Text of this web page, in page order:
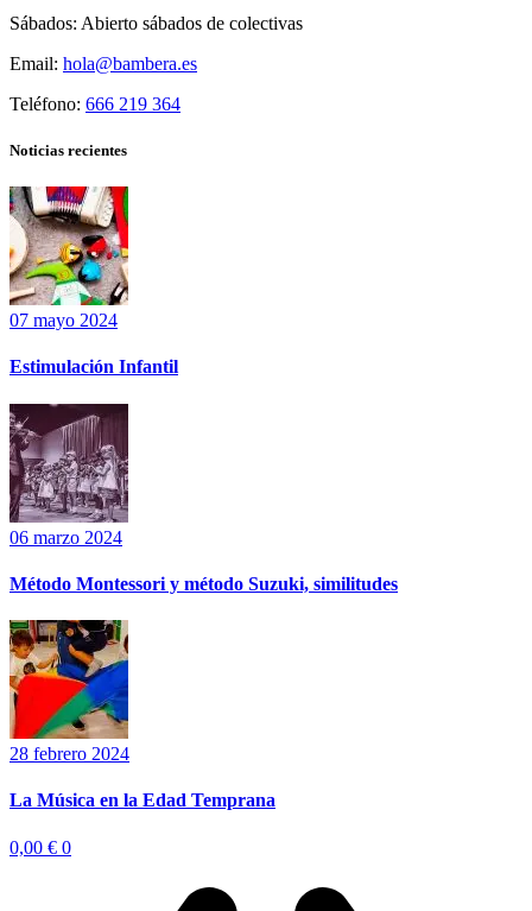
Sábados: Abierto sábados de colectivas
Email: hola@bambera.es
Teléfono: 666 219 364
Noticias recientes
07 mayo 2024
Estimulación Infantil
06 marzo 2024
Método Montessori y método Suzuki, similitudes
28 febrero 2024
La Música en la Edad Temprana
0,00 € 0